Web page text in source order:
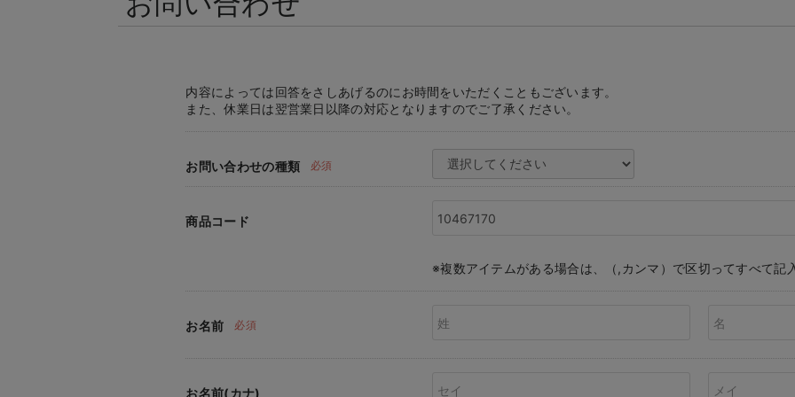
内容によっては回答をさしあげるのにお時間をいただくこともございます。
また、休業日は翌営業日以降の対応となりますのでご了承ください。
お問い合わせの種類 必須
商品コード
※複数アイテムがある場合は、（,カンマ）で区切ってすべて記
お名前 必須
お名前(カナ)